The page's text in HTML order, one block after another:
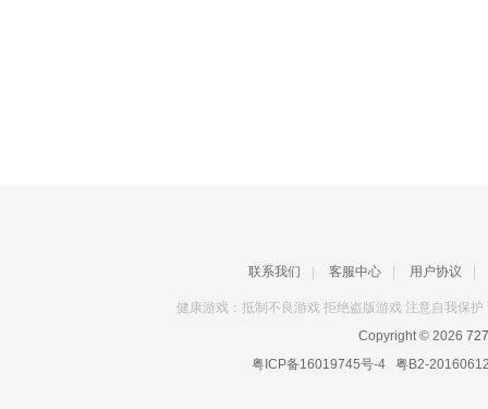
联系我们 客服中心 用户协议
健康游戏：抵制不良游戏 拒绝盗版游戏 注意自我保
Copyright © 2026
粤ICP备16019745号-4粤B2-